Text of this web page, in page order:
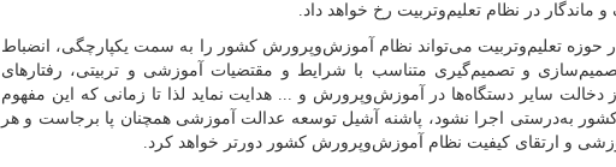
و ماندگار در نظام تعلیم‌وتربیت رخ خواهد داد.
حوزه تعلیم‌وتربیت می‌تواند نظام آموزش‌وپرورش کشور را به سمت یکپارچگی، انضباط
و تصمیم‌گیری متناسب با شرایط و مقتضیات آموزشی و تربیتی، رفتار‌های
سایر دستگاه‌ها در آموزش‌وپرورش و ... هدایت نماید لذا تا زمانی که این مفهوم
به‌درستی اجرا نشود، پاشنه آشیل توسعه عدالت آموزشی همچنان پا برجاست و هر
و ارتقای کیفیت نظام آموزش‌وپرورش کشور دورتر خواهد کرد.